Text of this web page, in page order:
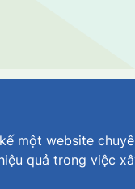
một website
quả trong việc